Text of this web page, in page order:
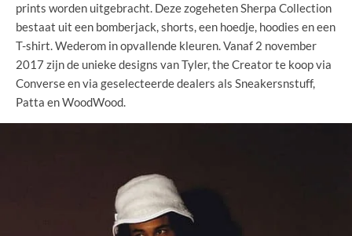
prints worden uitgebracht. Deze zogeheten Sherpa Collection
bestaat uit een bomberjack, shorts, een hoedje, hoodies en een
T-shirt. Wederom in opvallende kleuren. Vanaf 2 november
2017 zijn de unieke designs van Tyler, the Creator te koop via
Converse en via geselecteerde dealers als Sneakersnstuff,
Patta en WoodWood.